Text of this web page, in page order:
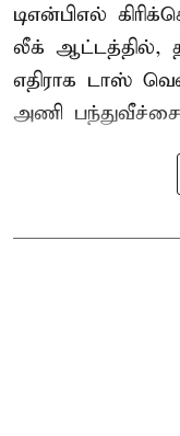
டிஎன்பிஎல்
லீக் ஆட்டத்தில்,
எதிராக டாஸ்
அணி பந்துவீச்சை